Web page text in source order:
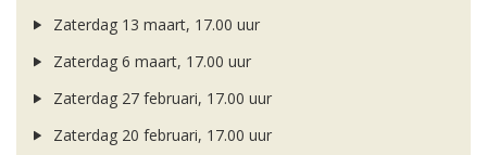
Zaterdag 13 maart, 17.00 uur
Zaterdag 6 maart, 17.00 uur
Zaterdag 27 februari, 17.00 uur
Zaterdag 20 februari, 17.00 uur